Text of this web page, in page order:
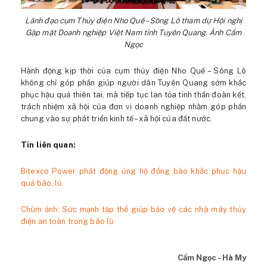
Lãnh đạo cụm Thủy điện Nho Quế – Sông Lô tham dự Hội nghị
Gặp mặt Doanh nghiệp Việt Nam tỉnh Tuyên Quang. Ảnh Cẩm
Ngọc
Hành động kịp thời của cụm thủy điện Nho Quế – Sông Lô
không chỉ góp phần giúp người dân Tuyên Quang sớm khắc
phục hậu quả thiên tai, mà tiếp tục lan tỏa tinh thần đoàn kết,
trách nhiệm xã hội của đơn vị doanh nghiệp nhằm góp phần
chung vào sự phát triển kinh tế – xã hội của đất nước.
Tin liên quan:
Bitexco Power phát động ủng hộ đồng bào khắc phục hậu
quả bão, lũ
Chùm ảnh: Sức mạnh tập thể giúp bảo vệ các nhà máy thủy
điện an toàn trong bão lũ
Cẩm Ngọc - Hà My